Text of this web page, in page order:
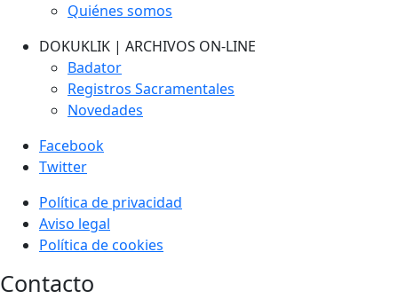
Quiénes somos
DOKUKLIK | ARCHIVOS ON-LINE
Badator
Registros Sacramentales
Novedades
Facebook
Twitter
Política de privacidad
Aviso legal
Política de cookies
Contacto